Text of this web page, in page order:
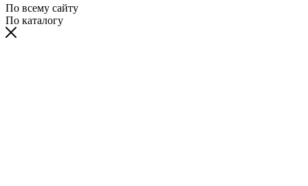
По всему сайту
По каталогу